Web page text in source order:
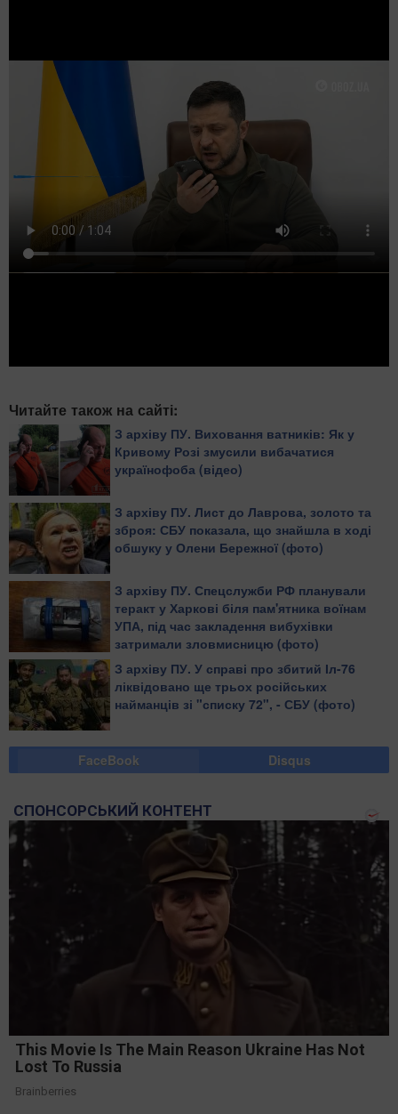
Читайте також на сайті:
З архіву ПУ. Виховання ватників: Як у
Кривому Розі змусили вибачатися
українофоба (відео)
З архіву ПУ. Лист до Лаврова, золото та
зброя: СБУ показала, що знайшла в ході
обшуку у Олени Бережної (фото)
З архіву ПУ. Спецслужби РФ планували
теракт у Харкові біля пам'ятника воїнам
УПА, під час закладення вибухівки
затримали зловмисницю (фото)
З архіву ПУ. У справі про збитий Іл-76
ліквідовано ще трьох російських
найманців зі "списку 72", - СБУ (фото)
FaceBook Disqus
СПОНСОРСЬКИЙ КОНТЕНТ
This Movie Is The Main Reason Ukraine Has Not
Lost To Russia
Brainberries